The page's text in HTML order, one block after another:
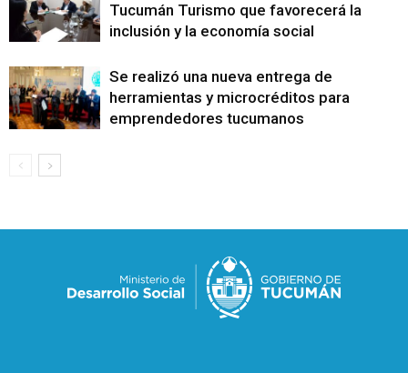
Tucumán Turismo que favorecerá la
inclusión y la economía social
Se realizó una nueva entrega de
herramientas y microcréditos para
emprendedores tucumanos